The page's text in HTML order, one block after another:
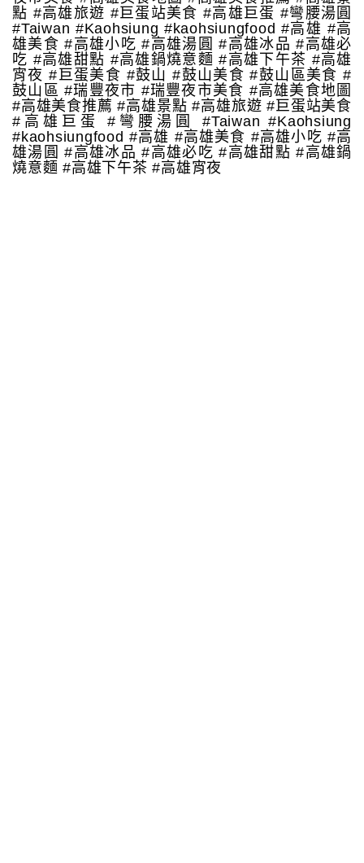
點 #高雄旅遊 #巨蛋站美食 #高雄巨蛋 #彎腰湯圓
#Taiwan #Kaohsiung #kaohsiungfood #高雄 #高
雄美食 #高雄小吃 #高雄湯圓 #高雄冰品 #高雄必
吃 #高雄甜點 #高雄鍋燒意麵 #高雄下午茶 #高雄
宵夜 #巨蛋美食 #鼓山 #鼓山美食 #鼓山區美食 #
鼓山區 #瑞豐夜市 #瑞豐夜市美食 #高雄美食地圖
#高雄美食推薦 #高雄景點 #高雄旅遊 #巨蛋站美食
#高雄巨蛋 #彎腰湯圓 #Taiwan #Kaohsiung
#kaohsiungfood #高雄 #高雄美食 #高雄小吃 #高
雄湯圓 #高雄冰品 #高雄必吃 #高雄甜點 #高雄鍋
燒意麵 #高雄下午茶 #高雄宵夜